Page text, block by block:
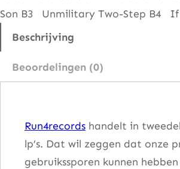
h
r
Son B3 Unmilitary Two-Step B4 If
Beschrijving
Beoordelingen (0)
Run4records handelt in
lp’s. Dat wil zeggen dat onze
gebruikssporen kunnen